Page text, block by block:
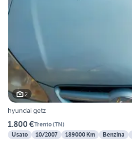
2
hyundai getz
1.800 €Trento(TN)
Usato
10/2007 189000 Km Benzina